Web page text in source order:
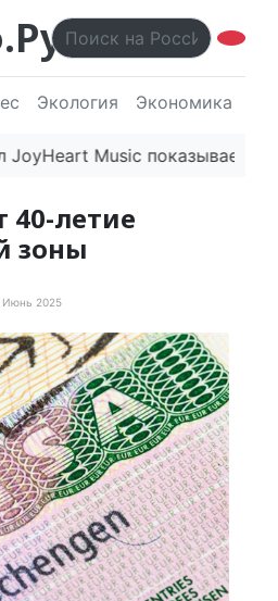
Экология Экономика
Music показывает пример
40-летие
зоны
Июнь 2025